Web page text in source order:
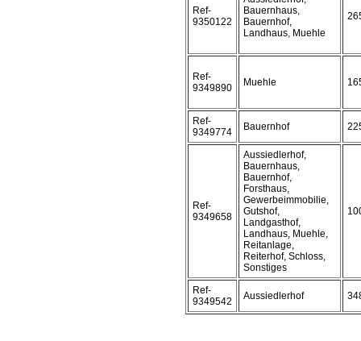
Ref-
9350122
Bauernhaus,
Bauernhof,
Landhaus, Muehle
Ref-
9349890
Muehle
Ref-
9349774
Bauernhof
Ref-
9349658
Aussiedlerhof,
Bauernhaus,
Bauernhof,
Forsthaus,
Gewerbeimmobilie,
Gutshof,
Landgasthof,
Landhaus, Muehle,
Reitanlage,
Reiterhof, Schloss,
Sonstiges
Ref-
9349542
Aussiedlerhof